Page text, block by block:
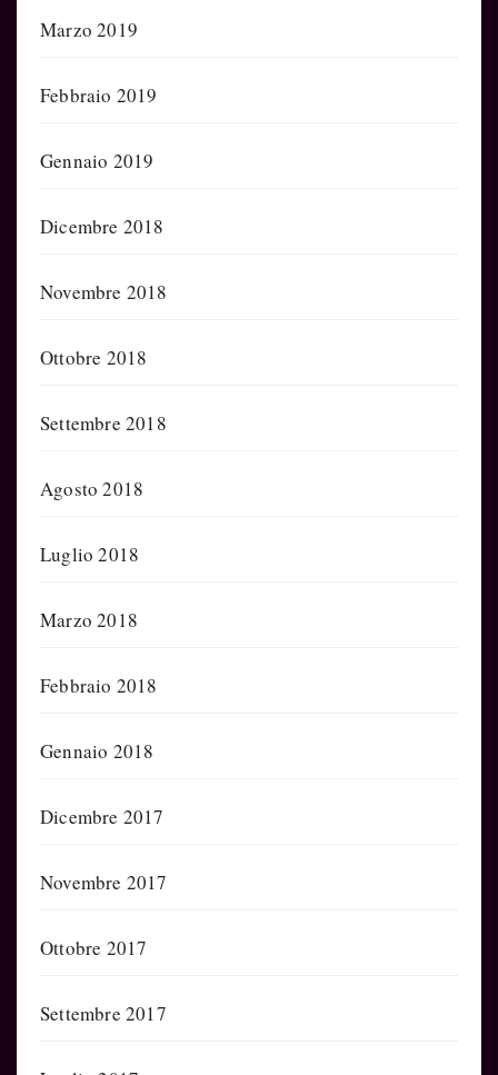
Marzo 2019
Febbraio 2019
Gennaio 2019
Dicembre 2018
Novembre 2018
Ottobre 2018
Settembre 2018
Agosto 2018
Luglio 2018
Marzo 2018
Febbraio 2018
Gennaio 2018
Dicembre 2017
Novembre 2017
Ottobre 2017
Settembre 2017